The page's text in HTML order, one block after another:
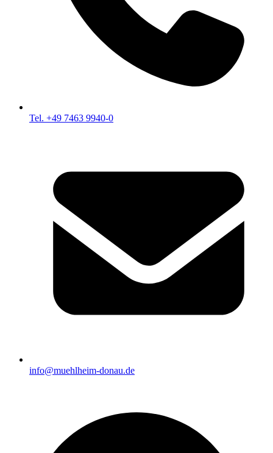
Tel. +49 7463 9940-0
info@muehlheim-donau.de